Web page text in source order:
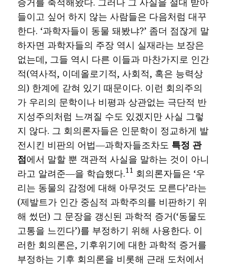
들이고 싶어 하지 않는 사람들은 다음처럼 대꾸
한다. ‘과학자들이 동물 돼봤냐?’ 좀더 점잖게 말
하자면 과학자들의 주장 역시 실재라는 보장은
없는데, 그들 역시 다른 이들과 마찬가지로 인간
적(역사적, 이데올로기적, 사회적, 혹은 능력상
의) 한계에 갇혀 있기 때문이다. 이런 회의주의
가 우리의 문학이나 비평과 상관없는 극단적 반
지성주의처럼 느껴질 수도 있겠지만 사실 그렇
지 않다. 그 회의론자들은 인문학이 정교하게 발
전시킨 비판의 어법―과학자들조차도 특정 관
점에서 말할 뿐 객관적 사실을 말하는 것이 아니
라고 알려준―을 학습했다.11 회의론자들은 ‘우
리는 동물의 감정에 대해 아무것도 모른다’라는
(제발트가 인간 중심적 과학주의를 비판하기 위
해 썼던) 그 문장을 갱신된 과학적 증거(‘동물도
고통을 느낀다’)를 부정하기 위해 사용한다. 이
러한 회의론은, 기후위기에 대한 과학적 증거를
부정하는 기후 회의론을 비롯해 근래 도처에서